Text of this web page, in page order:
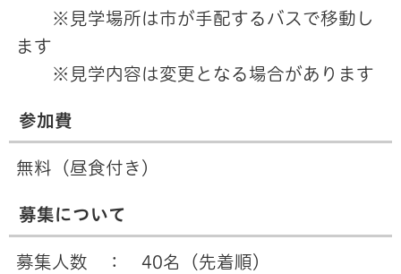
※見学場所は市が手配するバスで移動し
ます
※見学内容は変更となる場合があります
参加費
無料（昼食付き）
募集について
募集人数 ： 40名（先着順）